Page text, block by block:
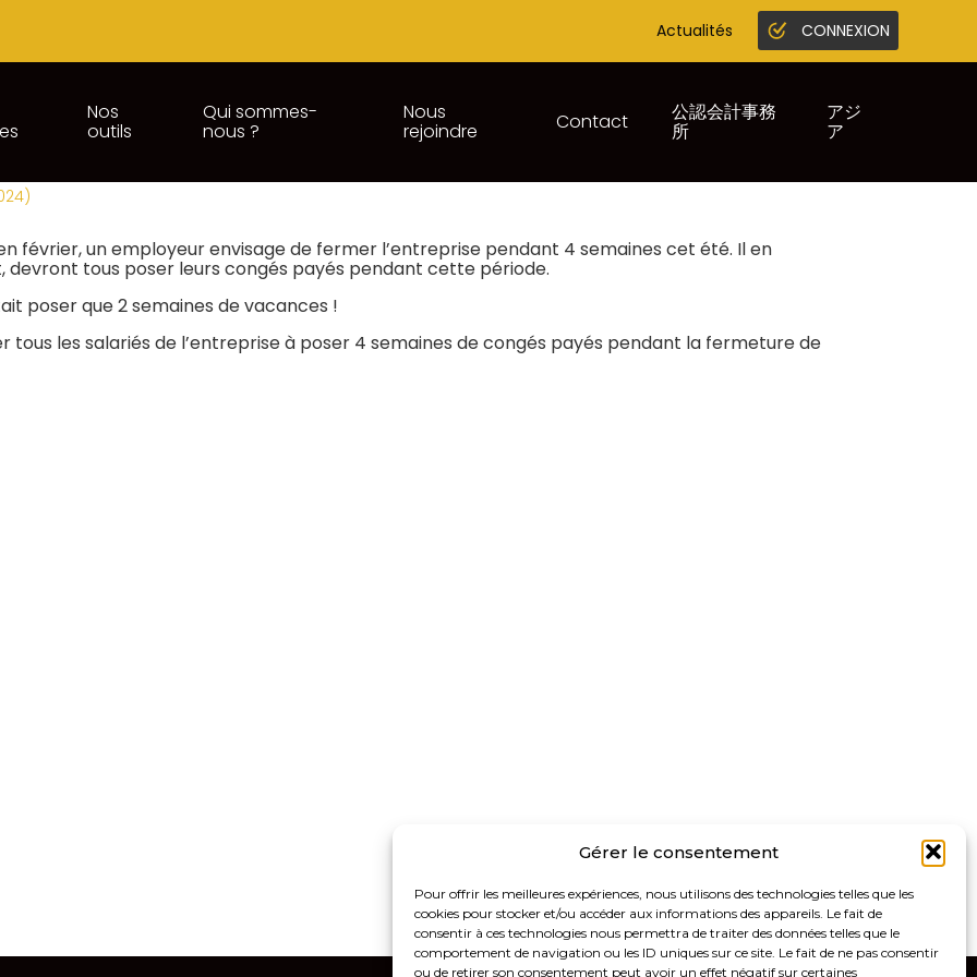
Gérer le consentement
Pour offrir les meilleures expériences, nous utilisons des technologies telles que les
cookies pour stocker et/ou accéder aux informations des appareils. Le fait de
consentir à ces technologies nous permettra de traiter des données telles que le
comportement de navigation ou les ID uniques sur ce site. Le fait de ne pas consentir
ou de retirer son consentement peut avoir un effet négatif sur certaines
Actualités CONNEXION
Nos
outils
Qui sommes-
nous ?
Nous
rejoindre Contact 公認会計事務
所
アジ
ア
: DES CONGÉS PAYÉS IMPOSÉS ?
février, un employeur envisage de fermer l’entreprise pendant 4 semaines cet été. Il en
devront tous poser leurs congés payés pendant cette période.
poser que 2 semaines de vacances !
tous les salariés de l’entreprise à poser 4 semaines de congés payés pendant la fermeture de